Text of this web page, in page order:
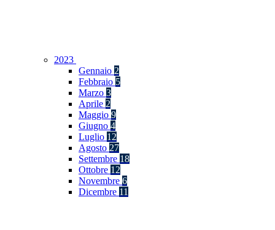
2023
Gennaio 2
Febbraio 5
Marzo 3
Aprile 2
Maggio 9
Giugno 4
Luglio 12
Agosto 27
Settembre 18
Ottobre 12
Novembre 6
Dicembre 11